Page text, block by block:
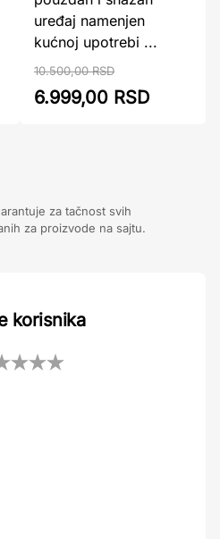
uređaj namenjen
kućnoj upotrebi ...
10.500,00 RSD
6.999,00 RSD
za tačnost svih
za proizvode na sajtu.
korisnika